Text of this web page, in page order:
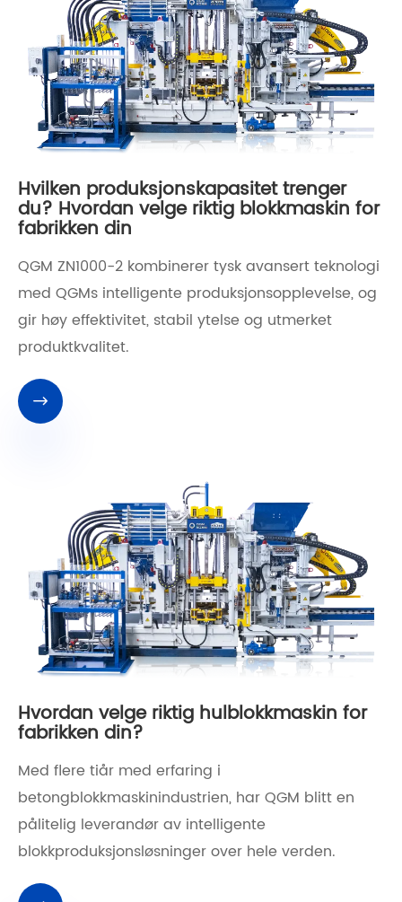
Hvilken produksjonskapasitet trenger
du? Hvordan velge riktig blokkmaskin for
fabrikken din
QGM ZN1000-2 kombinerer tysk avansert teknologi
med QGMs intelligente produksjonsopplevelse, og
gir høy effektivitet, stabil ytelse og utmerket
produktkvalitet.

Hvordan velge riktig hulblokkmaskin for
fabrikken din?
Med flere tiår med erfaring i
betongblokkmaskinindustrien, har QGM blitt en
pålitelig leverandør av intelligente
blokkproduksjonsløsninger over hele verden.